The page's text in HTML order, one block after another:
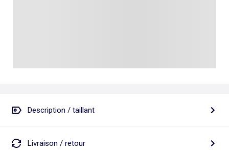
Description / taillant
Livraison / retour